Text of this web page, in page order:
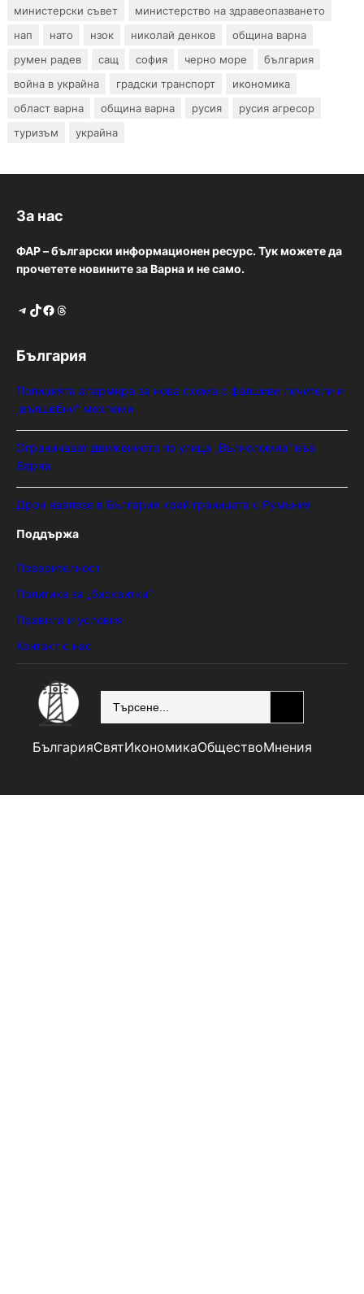
министерски съвет
министерство на здравеопазването
нап
нато нзок николай денков
община варна
румен радев
сащ софия черно море
българия
война в украйна
градски транспорт
икономика
област варна
община варна русия
русия агресор
туризъм
украйна
За нас
ФАР – български информационен ресурс. Тук можете да
прочетете новините за Варна и не само.
Telegram TikTok Facebook Threads
България
Полицията алармира за нова схема с фалшиви лечители и
„вълшебни“ мехлеми
Ограничават движението по улица „Вълноломна“ във
Варна
Дрон навлезе в България край границата с Румъния
Поддържа
Поверителност
Политика за „бисквитки“
Правила и условия
Контакт с нас
БългарияСвятИкономикаОбществоМнения